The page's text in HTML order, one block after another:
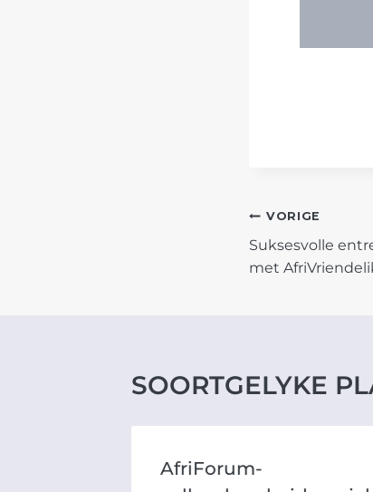
POST
VORIGE
Suksesvolle
met
SOORTGELYKE
AfriForum-